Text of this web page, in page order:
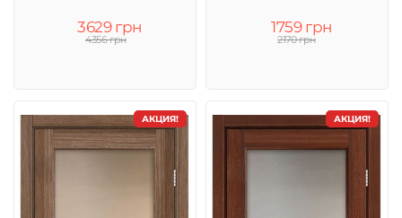
3629 грн
4356 грн
1759 грн
2170 грн
АКЦИЯ! АКЦИЯ!